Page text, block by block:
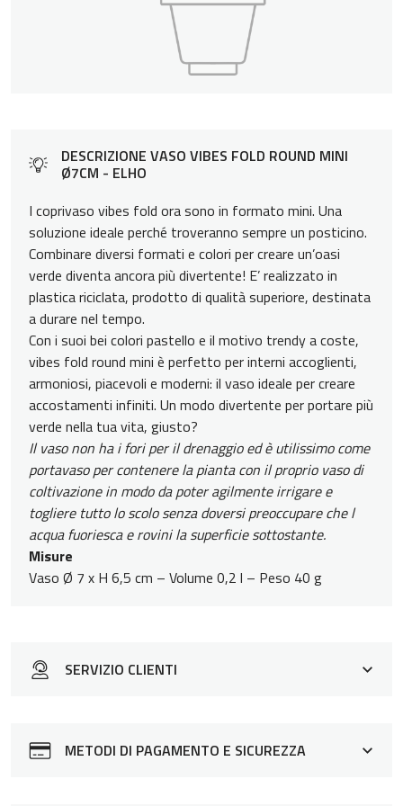
DESCRIZIONE VASO VIBES FOLD ROUND MINI
Ø7CM - ELHO
I coprivaso vibes fold ora sono in formato mini. Una
soluzione ideale perché troveranno sempre un posticino.
Combinare diversi formati e colori per creare un’oasi
verde diventa ancora più divertente! E’ realizzato in
plastica riciclata, prodotto di qualità superiore, destinata
a durare nel tempo.
Con i suoi bei colori pastello e il motivo trendy a coste,
vibes fold round mini è perfetto per interni accoglienti,
armoniosi, piacevoli e moderni: il vaso ideale per creare
accostamenti infiniti. Un modo divertente per portare più
verde nella tua vita, giusto?
Il vaso non ha i fori per il drenaggio ed è utilissimo come
portavaso per contenere la pianta con il proprio vaso di
coltivazione in modo da poter agilmente irrigare e
togliere tutto lo scolo senza doversi preoccupare che l
acqua fuoriesca e rovini la superficie sottostante.
Misure
Vaso Ø 7 x H 6,5 cm – Volume 0,2 l – Peso 40 g
METODI DI PAGAMENTO E SICUREZZA
SERVIZIO CLIENTI
acquistare su Spilly Cactus. Contattaci dalle 9:00 alle